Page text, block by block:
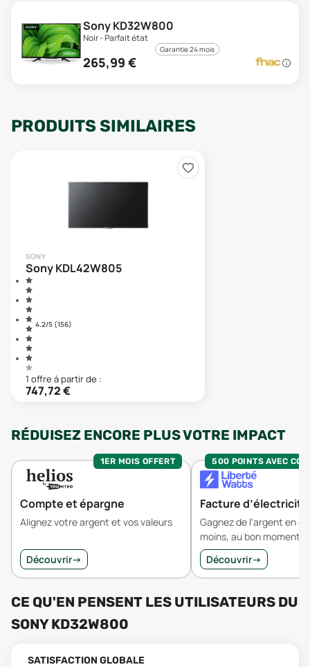
Sony KD32W800
Noir - Parfait état
Garantie 24 mois
265,99 €
PRODUITS SIMILAIRES
SONY
Sony KDL42W805
4.2/5 (156)
1 offre à partir de :
747,72€
RÉDUISEZ ENCORE PLUS VOTRE IMPACT
1ER MOIS OFFERT
Compte et épargne
Alignez votre argent et vos valeurs
Découvrir→
500 POINTS AVEC
Facture d’électricité
Gagnez de l'argent en
moins, au bon moment.
Découvrir→
CE QU'EN PENSENT LES UTILISATEURS DU
SONY KD32W800
SATISFACTION GLOBALE